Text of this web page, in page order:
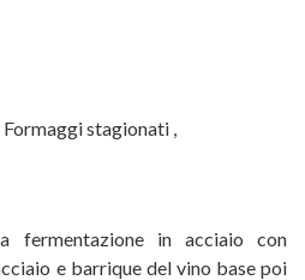
Formaggi stagionati ,
fermentazione in acciaio con
e barrique del vino base poi